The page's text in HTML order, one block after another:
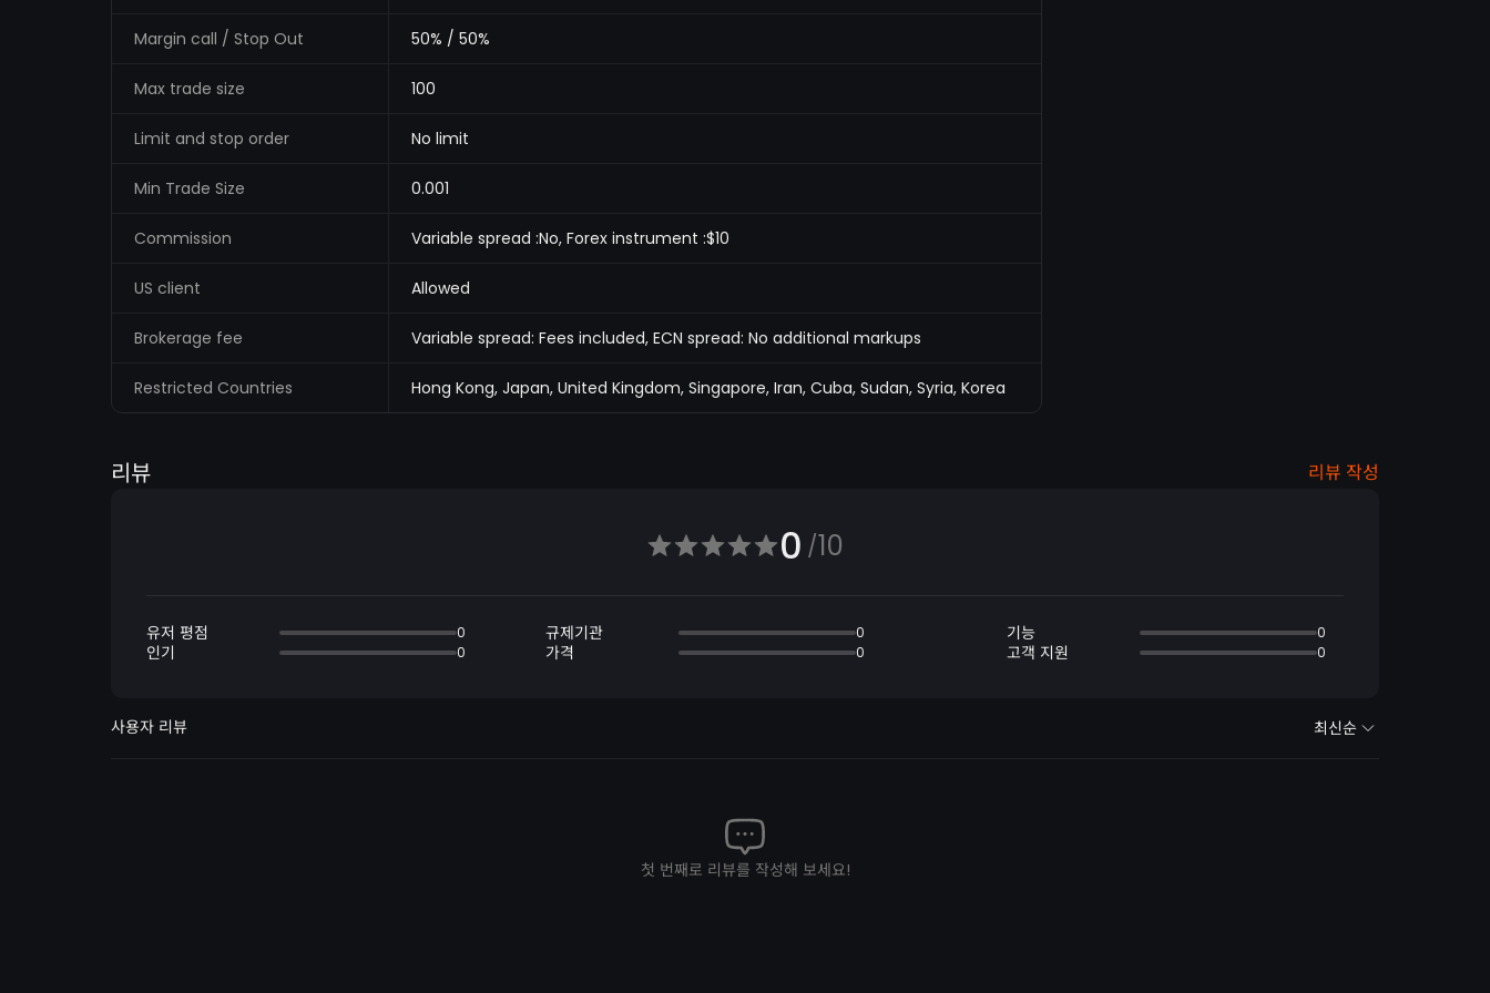
Margin call / Stop Out 50% / 50%
Max trade size 100
Limit and stop order No limit
Min Trade Size 0.001
Commission Variable spread :No, Forex instrument :$10
US client Allowed
Brokerage fee Variable spread: Fees included, ECN spread: No additional markups
Restricted Countries Hong Kong, Japan, United Kingdom, Singapore, Iran, Cuba, Sudan, Syria, Korea
리뷰 리뷰 작성
0 /10
유저 평점 0
인기 0
규제기관 0
가격 0
기능 0
고객 지원 0
사용자 리뷰 최신순
첫 번째로 리뷰를 작성해 보세요!